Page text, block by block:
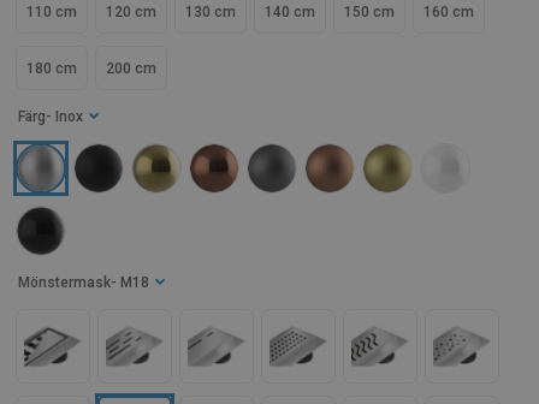
110 cm 120 cm 130 cm 140 cm 150 cm 160 cm
180 cm 200 cm
Färg - Inox
Mönstermask - M18